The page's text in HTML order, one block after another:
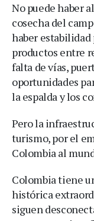
No puede haber
cosecha del
haber
productos entre
falta de vías,
oportunidades
la espalda y los
Pero la
turismo, por el
Colombia al
Colombia tiene
histórica
siguen